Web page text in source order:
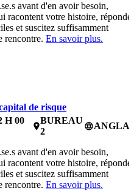
avant d'en avoir besoin,
racontent votre histoire,
et suscitez suffisamment
rencontre. En savoir plus.
de risque
H 00
place
BUREAU
2
language
avant d'en avoir besoin,
racontent votre histoire,
et suscitez suffisamment
rencontre. En savoir plus.